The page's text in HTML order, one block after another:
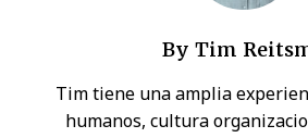
By Tim
Tim tiene una amplia
humanos, cultura